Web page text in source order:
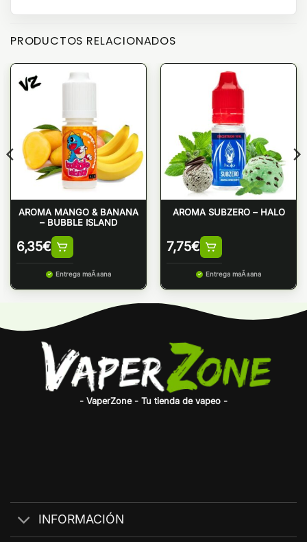
PRODUCTOS RELACIONADOS
AROMA MANGO & BANANA
– BUBBLE ISLAND
6,35€
Entrega maÃ±ana
AROMA SUBZERO – HALO
7,75€
Entrega maÃ±ana
- VaperZone - Tu tienda de vapeo -
INFORMACIÓN